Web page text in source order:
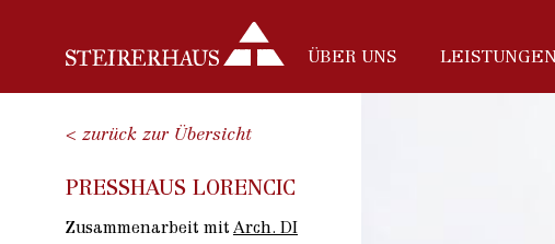
ÜBER UNS LEISTUNGEN
< zurück zur Übersicht
PRESSHAUS LORENCIC
Zusammenarbeit mit Arch. DI